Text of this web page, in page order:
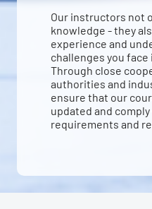
Our instructors not
knowledge - they
experience and
challenges you face
Through close
authorities and
ensure that our
updated and
requirements and